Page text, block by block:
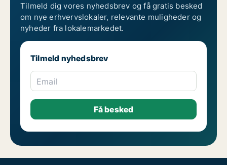
Værkstedslokaler til leje på Region Sjælland
Værkstedslokaler til leje i Region Sydjylland
Værkstedslokaler til leje i Storkøbenhavn
Værkstedslokaler til leje i Trekantsområdet
Værkstedslokaler til leje i Vejle
Værkstedslokaler til leje i Aalborg
Værkstedslokaler til leje i Århus
Tilmeld dig vores nyhedsbrev og få gratis besked
om nye erhvervslokaler, relevante muligheder og
nyheder fra lokalemarkedet.
Tilmeld nyhedsbrev
Email